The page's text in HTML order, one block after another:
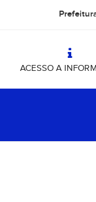
ACESSO A